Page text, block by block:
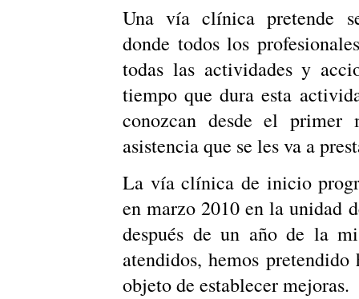
Una vía clínica pretende
donde todos los
todas las actividades y
tiempo que dura esta
conozcan desde el
asistencia que se les va a
La vía clínica de inicio
en marzo 2010 en la unidad
después de un año de la
atendidos, hemos
objeto de establecer mejoras.